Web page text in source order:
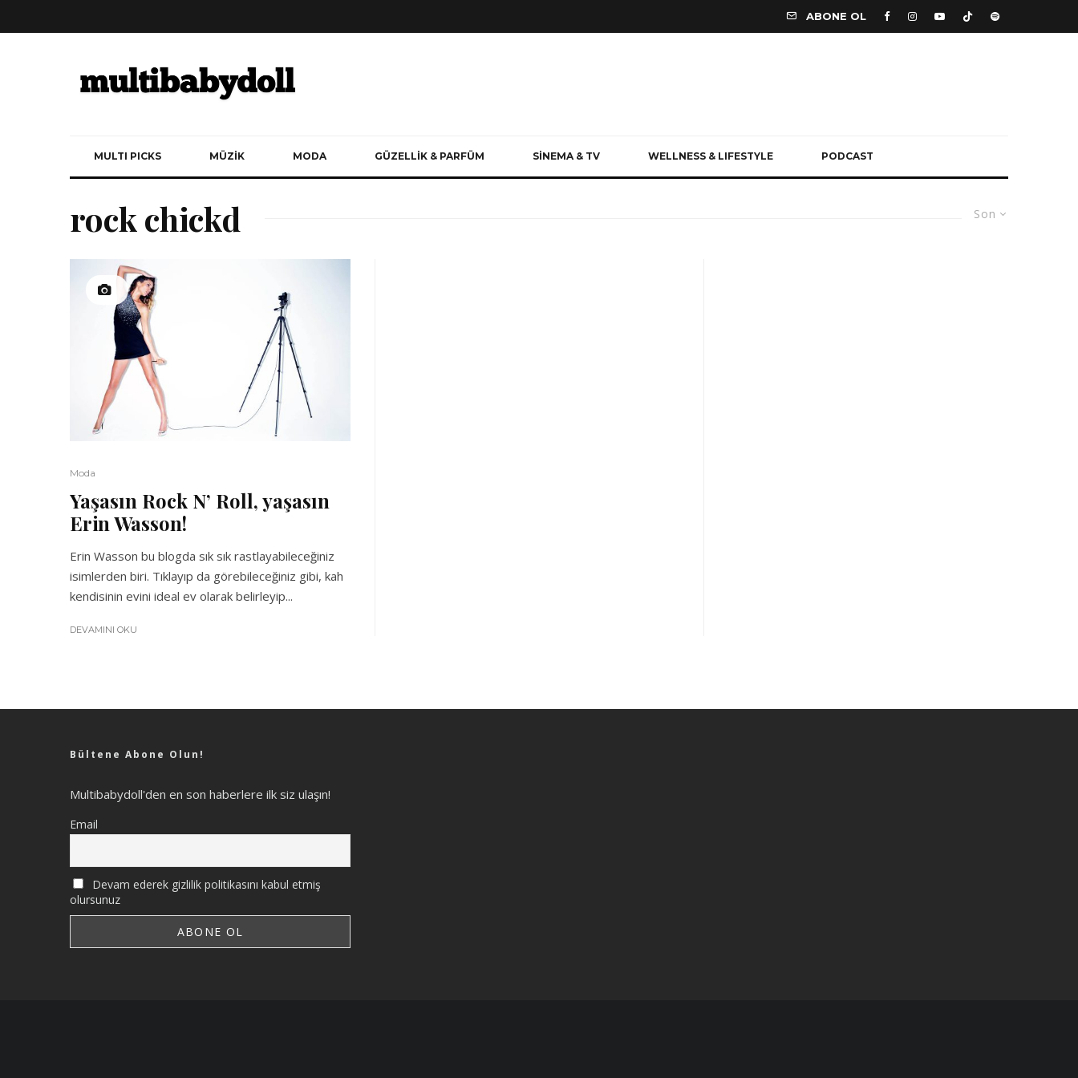
ABONE OL
MULTI PICKS MÜZİK MODA GÜZELLİK & PARFÜM SİNEMA & TV WELLNESS & LIFESTYLE PODCAST
Son
rock chickd
Moda
Yaşasın Rock N’ Roll, yaşasın
Erin Wasson!
Erin Wasson bu blogda sık sık rastlayabileceğiniz
isimlerden biri. Tıklayıp da görebileceğiniz gibi, kah
kendisinin evini ideal ev olarak belirleyip...
DEVAMINI OKU
Bültene Abone Olun!
Multibabydoll'den en son haberlere ilk siz ulaşın!
Email
Devam ederek gizlilik politikasını kabul etmiş
olursunuz